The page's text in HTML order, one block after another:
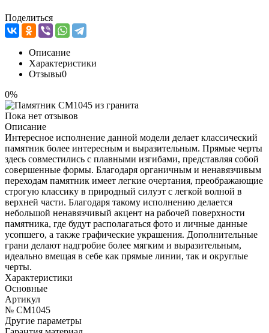
Поделиться
Описание
Характеристики
Отзывы0
0%
Пока нет отзывов
Описание
Интересное исполнение данной модели делает классический
памятник более интересным и выразительным. Прямые черты
здесь совместились с плавными изгибами, представляя собой
совершенные формы. Благодаря органичным и ненавязчивым
переходам памятник имеет легкие очертания, преображающие
строгую классику в природный силуэт с легкой волной в
верхней части. Благодаря такому исполнению делается
небольшой ненавязчивый акцент на рабочей поверхности
памятника, где будут располагаться фото и личные данные
усопшего, а также графические украшения. Дополнительные
грани делают надгробие более мягким и выразительным,
идеально вмещая в себе как прямые линии, так и округлые
черты.
Характеристики
Основные
Артикул
№ CM1045
Другие параметры